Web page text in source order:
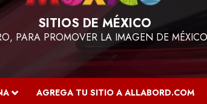
SITIOS DE MÉXICO
PARA PROMOVER LA IMAGEN DE
AGREGA TU SITIO A ALLABORD.COM